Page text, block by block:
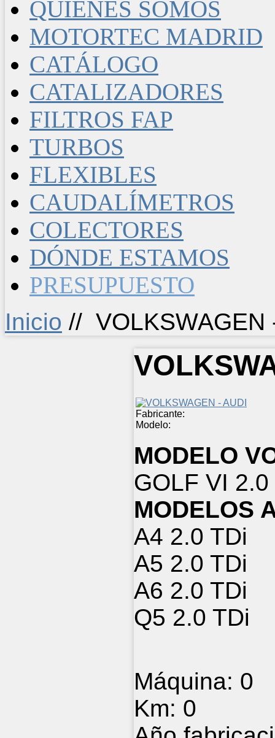
QUIÉNES SOMOS
MOTORTEC MADRID
CATÁLOGO
CATALIZADORES
FILTROS FAP
TURBOS
FLEXIBLES
CAUDALÍMETROS
COLECTORES
DÓNDE ESTAMOS
PRESUPUESTO
Inicio // VOLKSWAGEN
Fabricante:
Modelo:
MODELO
GOLF VI 2.0
MODELOS
A4 2.0 TDi
A5 2.0 TDi
A6 2.0 TDi
Q5 2.0 TDi
Máquina: 0
Km: 0